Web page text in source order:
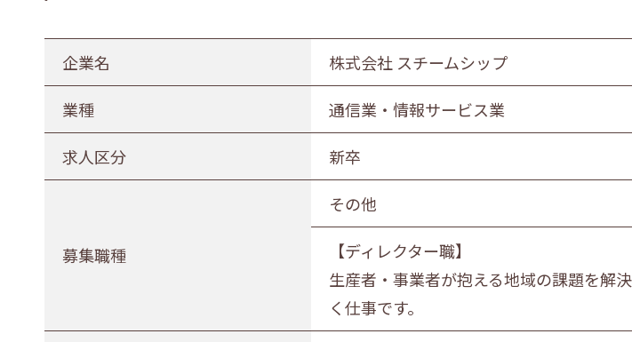
業種
農林水産業 建設業
印刷業
広告業 金
電気・ガス・熱供給業
通信業・情報サービス業 マ
百貨店・スーパーマーケット
医薬品小売業
娯楽業
宿泊業 飲
その他サービス
生活関連サービス業 社
企業名 株式会社 スチームシップ
業種 通信業・情報サービス業
求人区分 新卒
募集職種
その他
【ディレクター職】
生産者・事業者が抱える地域の課題を解
く仕事です。